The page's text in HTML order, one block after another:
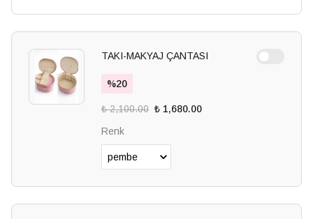
TAKI-MAKYAJ ÇANTASI
%20
₺ 2,100.00 ₺ 1,680.00
Renk